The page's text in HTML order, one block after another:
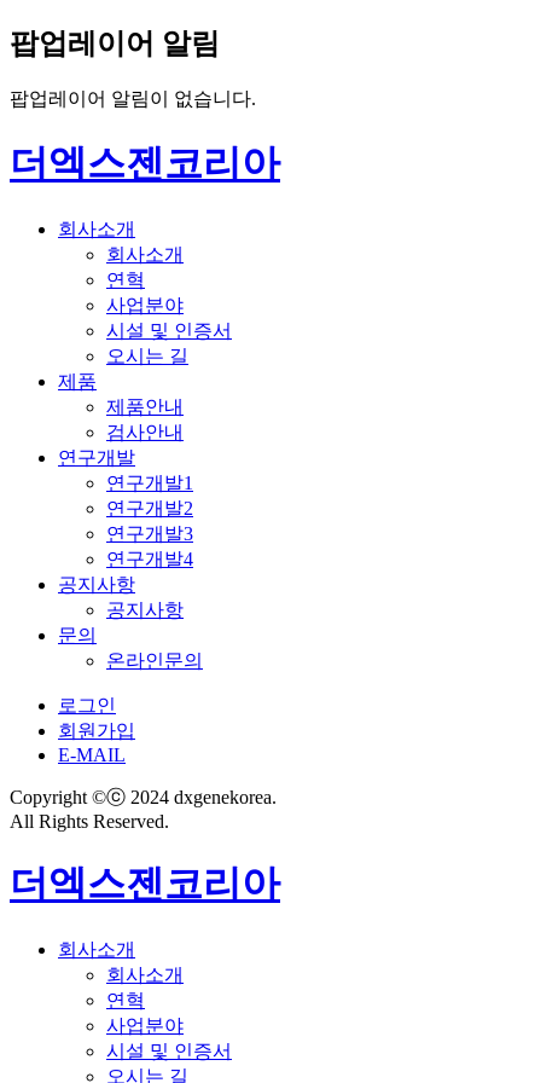
팝업레이어 알림
팝업레이어 알림이 없습니다.
더엑스젠코리아
회사소개
회사소개
연혁
사업분야
시설 및 인증서
오시는 길
제품
제품안내
검사안내
연구개발
연구개발1
연구개발2
연구개발3
연구개발4
공지사항
공지사항
문의
온라인문의
로그인
회원가입
E-MAIL
Copyright ©ⓒ 2024 dxgenekorea.
All Rights Reserved.
더엑스젠코리아
회사소개
회사소개
연혁
사업분야
시설 및 인증서
오시는 길